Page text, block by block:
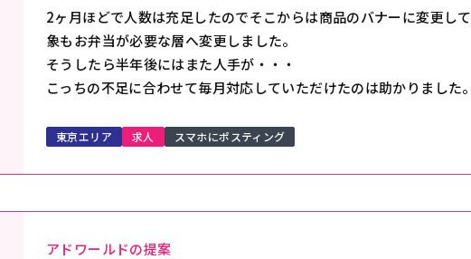
2ヶ月ほどで人数は充足したのでそこからは商品のバナーに変更し
象もお弁当が必要な層へ変更しました。
そうしたら半年後にはまた人手が・・・
こっちの不足に合わせて毎月対応していただけたのは助かりました。
東京エリア 求人 スマホにポスティング
アドワールドの提案